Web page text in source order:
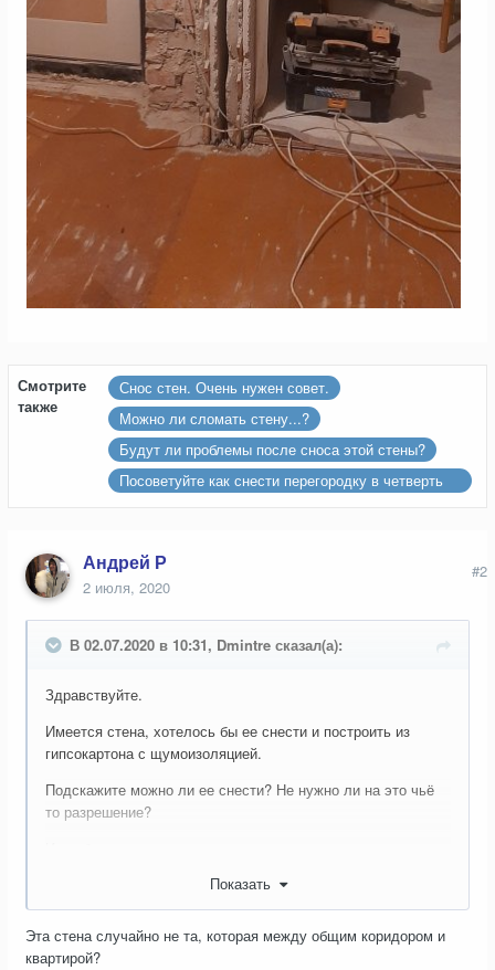
Смотрите
также
Снос стен. Очень нужен совет.
Можно ли сломать стену...?
Будут ли проблемы после сноса этой стены?
Посоветуйте как снести перегородку в четверть
Андрей Р
2 июля, 2020
#2
В 02.07.2020 в 10:31, Dmintre сказал(а):
Здравствуйте.
Имеется стена, хотелось бы ее снести и построить из
гипсокартона с щумоизоляцией.
Подскажите можно ли ее снести? Не нужно ли на это чьё
то разрешение?
Спасибо.
Показать
Эта стена случайно не та, которая между общим коридором и
квартирой?